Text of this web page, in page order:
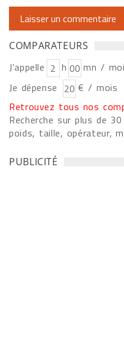
COMPARATEURS
J'appelle h
mn /
Je dépense
€ / mois
Retrouvez tous nos
Recherche sur plus de
poids, taille, opérateur,
PUBLICITÉ